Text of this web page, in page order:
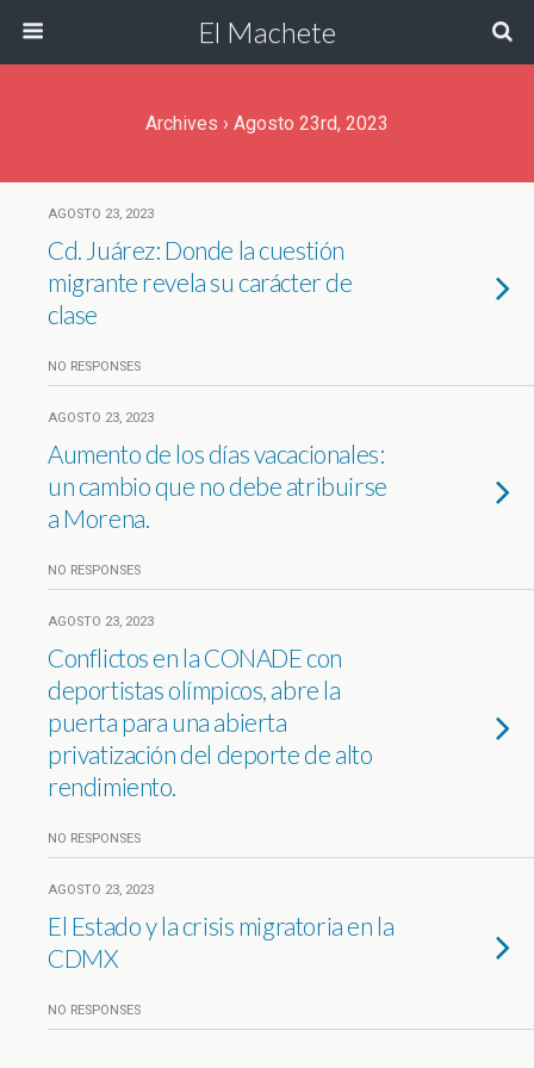
El Machete
Archives › Agosto 23rd, 2023
AGOSTO 23, 2023
Cd. Juárez: Donde la cuestión
migrante revela su carácter de
clase
NO RESPONSES
AGOSTO 23, 2023
Aumento de los días vacacionales:
un cambio que no debe atribuirse
a Morena.
NO RESPONSES
AGOSTO 23, 2023
Conflictos en la CONADE con
deportistas olímpicos, abre la
puerta para una abierta
privatización del deporte de alto
rendimiento.
NO RESPONSES
AGOSTO 23, 2023
El Estado y la crisis migratoria en la
CDMX
NO RESPONSES